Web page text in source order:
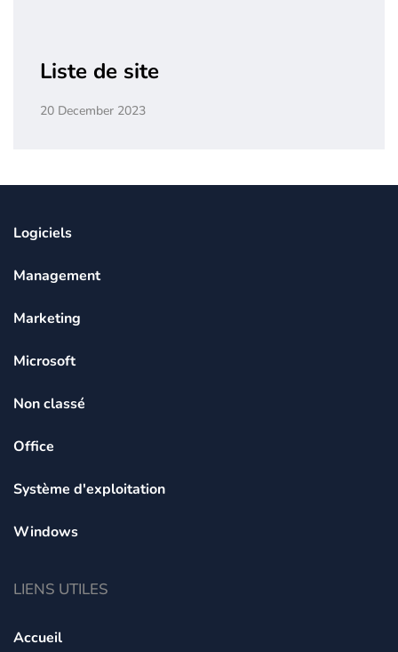
Liste de site
20 December 2023
Logiciels
Management
Marketing
Microsoft
Non classé
Office
Système d'exploitation
Windows
LIENS UTILES
Accueil